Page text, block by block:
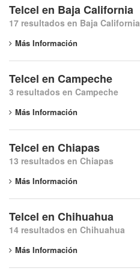
Telcel en Baja California
17 resultados en Baja California
Más Información
Telcel en Campeche
3 resultados en Campeche
Más Información
Telcel en Chiapas
13 resultados en Chiapas
Más Información
Telcel en Chihuahua
14 resultados en Chihuahua
Más Información